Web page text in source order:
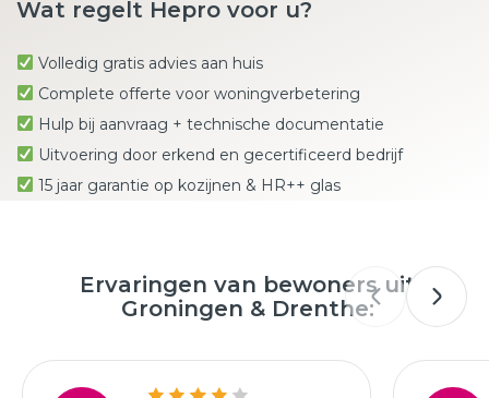
Wat regelt Hepro voor u?
Volledig gratis advies aan huis
Complete offerte voor woningverbetering
Hulp bij aanvraag + technische documentatie
Uitvoering door erkend en gecertificeerd bedrijf
15 jaar garantie op kozijnen & HR++ glas
Ervaringen van bewoners uit
Groningen & Drenthe: